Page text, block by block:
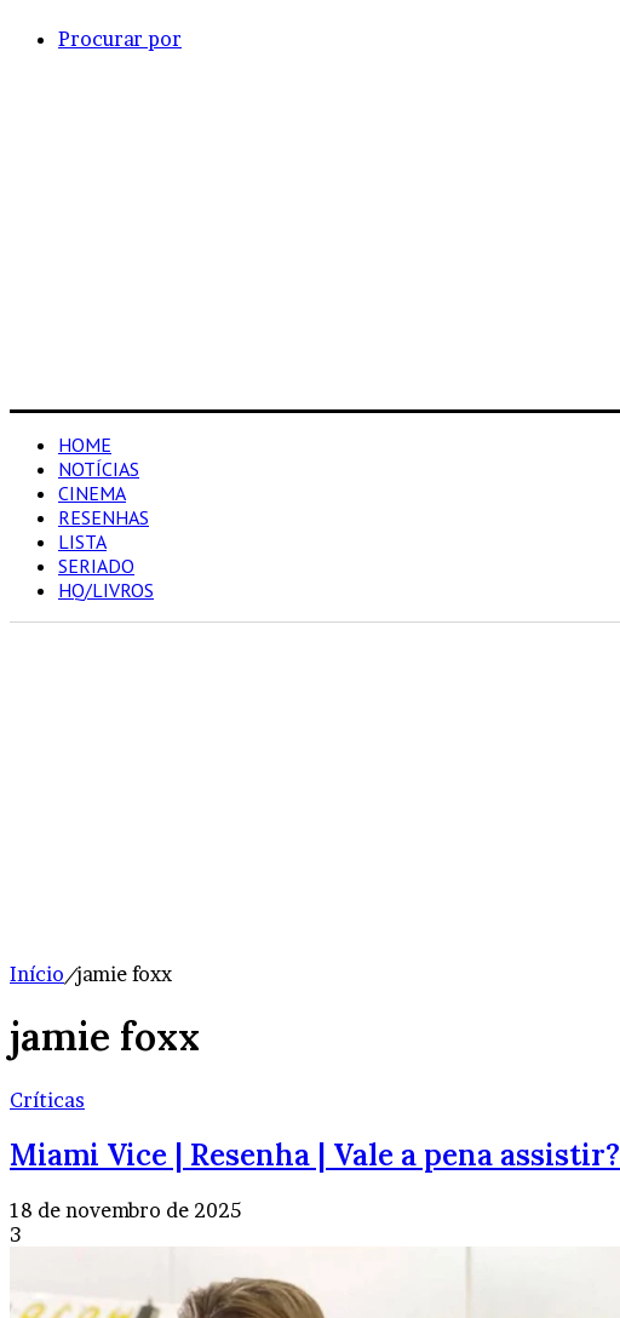
Procurar por
HOME
NOTÍCIAS
CINEMA
RESENHAS
LISTA
SERIADO
HQ/LIVROS
Início/jamie foxx
jamie foxx
Críticas
Miami Vice | Resenha | Vale a pena assistir?
18 de novembro de 2025
3